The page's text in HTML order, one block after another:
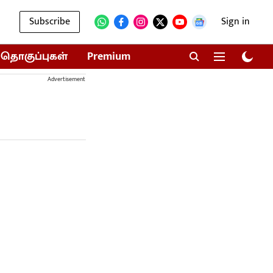
Subscribe Sign in
தொகுப்புகள் Premium
Advertisement